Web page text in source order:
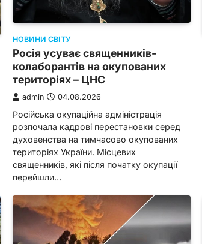
НОВИНИ СВІТУ
Росія усуває священників-
колаборантів на окупованих
територіях – ЦНС
admin 04.08.2026
Російська окупаційна адміністрація
розпочала кадрові перестановки серед
духовенства на тимчасово окупованих
територіях України. Місцевих
священників, які після початку окупації
перейшли…